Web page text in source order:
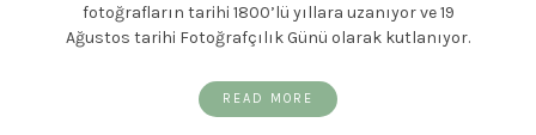
fotoğrafların tarihi 1800’lü yıllara uzanıyor ve 19
Ağustos tarihi Fotoğrafçılık Günü olarak kutlanıyor.
READ MORE